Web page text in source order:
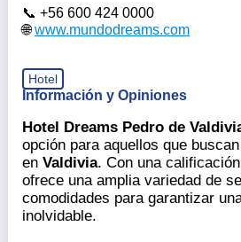
+56 600 424 0000
www.mundodreams.com
Hotel
Información y Opiniones
Hotel Dreams Pedro de
opción para aquellos que
en Valdivia. Con una
ofrece una amplia variedad de
comodidades para garantizar
inolvidable.